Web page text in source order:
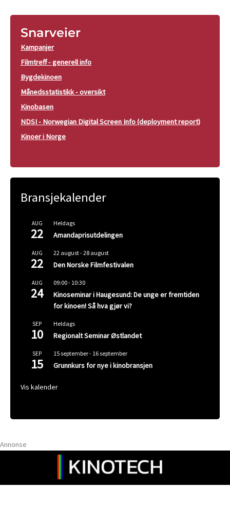
Snarveier
Kampanjer
Filmtreff - generell info
Bygdekinoen
Månedsstatistikk - oversikt
Kinobasen
NDSI - Norwegian Digital Screen Info (deployment report)
Kinoer i Norge
Bransjekalender
AUG
22
Heldags
Amandaprisutdelingen
AUG
22
22 august-28 august
Den Norske Filmfestivalen
AUG
24
09:00- 10:30
Kinoseminar i Haugesund: De unge er fremtiden
for kinoen! Så hva gjør vi?
SEP
10
Heldags
Regionalt Seminar Østlandet
SEP
15
15 september- 16 september
Grunnkurs for nye i kinobransjen
Vis kalender
Annonse